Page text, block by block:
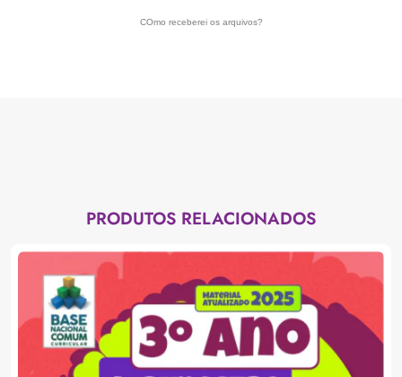
COmo receberei os arquivos?
PRODUTOS RELACIONADOS